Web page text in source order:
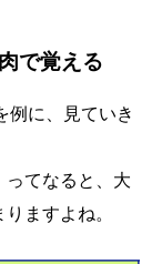
で覚える
例に、見ていき
ってなると、大
ますよね。